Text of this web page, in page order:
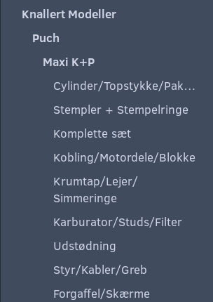
Knallert Modeller
Puch
Maxi K+P
Cylinder/Topstykke/Pakning
Stempler + Stempelringe
Komplette sæt
Kobling/Motordele/Blokke
Krumtap/Lejer/
Simmeringe
Karburator/Studs/Filter
Udstødning
Styr/Kabler/Greb
Forgaffel/Skærme